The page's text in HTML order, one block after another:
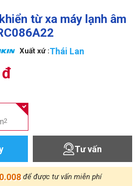
từ xa máy lạnh âm
Xuất xứ :Thái Lan
2
Tư vấn
để được tư vấn miễn phí